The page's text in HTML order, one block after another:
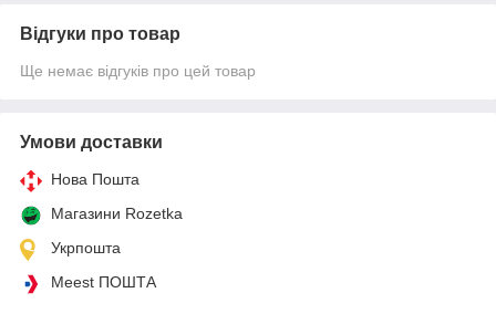
Відгуки про товар
Ще немає відгуків про цей товар
Умови доставки
Нова Пошта
Магазини Rozetka
Укрпошта
Meest ПОШТА